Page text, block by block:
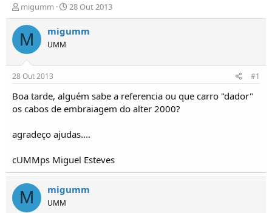
I
n
i
c
i
d
o
r
e
ó
i
c
o
s
migumm
D
a
t
í
c
i
28 Out 2013
M migumm
UMM
28 Out 2013 #1
Boa tarde, alguém sabe a referencia ou que carro "dador"
os cabos de embraiagem do alter 2000?
agradeço ajudas....
cUMMps Miguel Esteves
M migumm
UMM